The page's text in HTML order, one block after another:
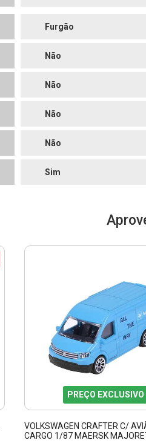
Furgão
Não
Não
Não
Não
Sim
PREÇO EXCLUSIVO
VOLKSWAGEN CRAFTER C/
CARGO 1/87 MAERSK